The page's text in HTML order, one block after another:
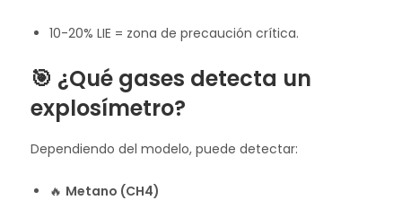
10-20% LIE = zona de precaución crítica.
🎯 ¿Qué gases detecta un
explosímetro?
Dependiendo del modelo, puede detectar:
🔥 Metano (CH4)